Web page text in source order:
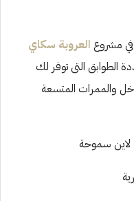
في مشروع العروبة سكاي
الطوابق التى توفر لك
والممرات المتسعة
لاين سموحة